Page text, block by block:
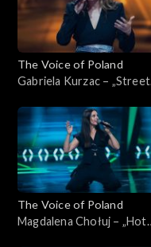
The Voice of Poland
Gabriela Kurzac – „Street
Nokaut, 1 listopada 2025
The Voice of Poland
Magdalena Chołuj – „Hot